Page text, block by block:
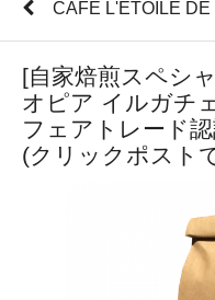
CAFE L'ETOILE DE
[自家焙煎スペシ
オピア イルガチ
フェアトレード
(クリックポスト